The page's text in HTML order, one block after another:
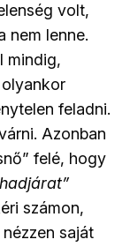
volt,
nem lenne.
mindig,
feladni.
Azonban
felé, hogy
számon,
saját